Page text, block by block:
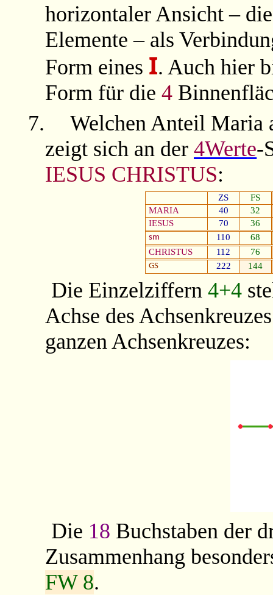
horizontaler Ansicht –
Elemente – als
Form eines I. Auch hier
Form für die4
7.
Welchen Anteil Maria
zeigt sich an der4Werte-
IESUS CHRISTUS:
ZS
FS
MARIA
40
32
IESUS
70 36
sm 110
68
CHRISTUS
112 76
GS 222 144
Die Einzelziffern 4+4
Achse des
ganzen Achsenkreuzes:
Die 18 Buchstaben der
Zusammenhang
FW 8.